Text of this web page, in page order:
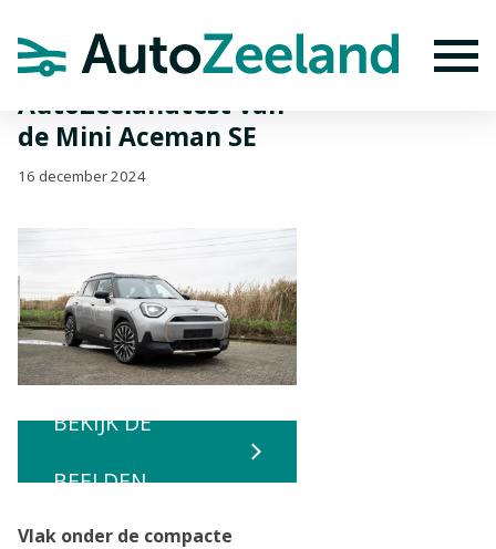
AutoZeelandtest van
de Mini Aceman SE
16 december 2024
BEKIJK DE
BEELDEN
Vlak onder de compacte